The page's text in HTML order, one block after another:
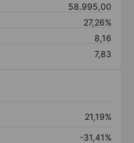
58.995,00
27,26%
8,16
7,83
21,19%
-31,41%